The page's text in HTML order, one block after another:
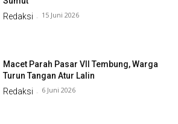
Redaksi - 15 Juni 2026
Macet Parah Pasar VII Tembung, Warga
Turun Tangan Atur Lalin
Redaksi - 6 Juni 2026